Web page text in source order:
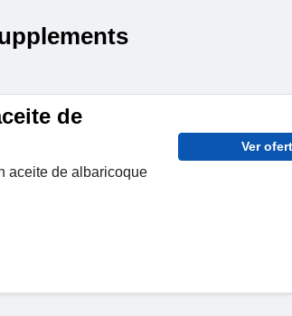
de
aceite de albaricoque
Ver